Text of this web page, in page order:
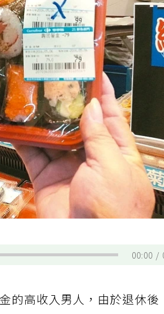
00:00
的高收入男人，由於退休後